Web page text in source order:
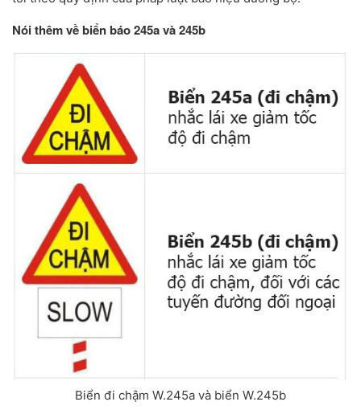
Nói thêm về biển báo 245a và 245b
Biển đi chậm W.245a và biển W.245b